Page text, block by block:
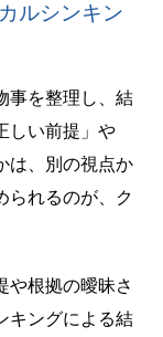
ルシンキン
事を整理し、結
しい前提」や
は、別の視点か
られるのが、ク
や根拠の曖昧さ
キングによる結